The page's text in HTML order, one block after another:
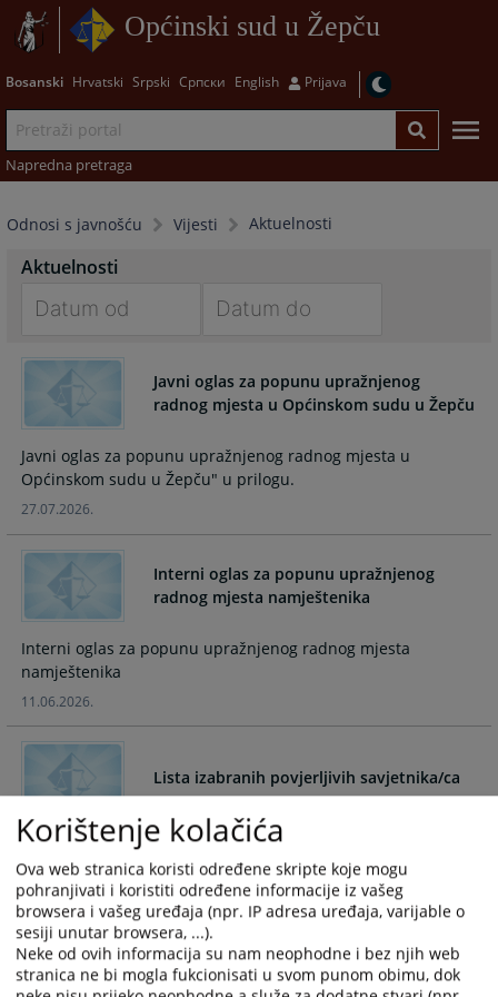
Općinski sud u Žepču
Bosanski Hrvatski Srpski Српски English Prijava
Napredna pretraga
Odnosi s javnošću Vijesti Aktuelnosti
Aktuelnosti
forward
interact
the
calendar
and
select
date.
Press
the
question
mark
key
to
shortcuts
for
changing
dates.
forward
to
interact
the
calendar
select
a
date.
question
the
shortcuts
for
changing
dates.
Javni oglas za popunu upražnjenog
radnog mjesta u Općinskom sudu u Žepču
Javni oglas za popunu upražnjenog radnog mjesta u
Općinskom sudu u Žepču" u prilogu.
27.07.2026.
Interni oglas za popunu upražnjenog
radnog mjesta namještenika
Interni oglas za popunu upražnjenog radnog mjesta
11.06.2026.
Lista izabranih povjerljivih savjetnika/ca
Lista izabranih povjerljivih savjetnika/ca
09.06.2026.
Uposlenici Općinskog suda u Žepču u
Osnovnom sud u Modričoj
Korištenje kolačića
Ova web stranica koristi određene skripte koje mogu
pohranjivati i koristiti određene informacije iz vašeg
browsera i vašeg uređaja (npr. IP adresa uređaja, varijable o
sesiji unutar browsera, ...).
Neke od ovih informacija su nam neophodne i bez njih web
stranica ne bi mogla fukcionisati u svom punom obimu, dok